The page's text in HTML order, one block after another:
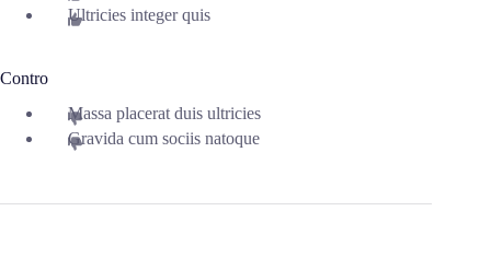
Ultricies integer quis
Contro
Massa placerat duis ultricies
Gravida cum sociis natoque